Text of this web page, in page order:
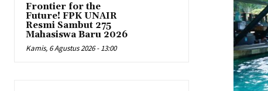
Frontier for the
Future! FPK UNAIR
Resmi Sambut 275
Mahasiswa Baru 2026
Kamis, 6 Agustus 2026 - 13:00